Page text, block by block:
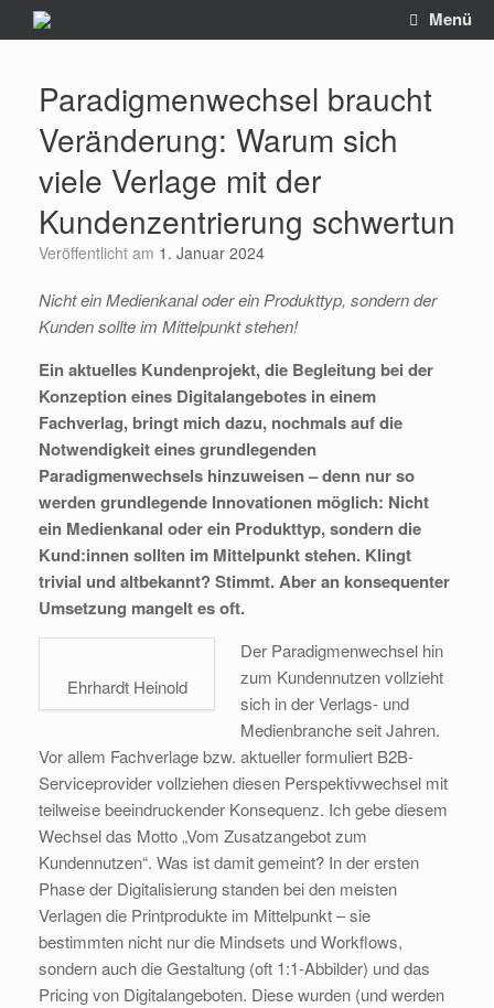
Inhalt
Menü
Paradigmenwechsel braucht
Veränderung: Warum sich
viele Verlage mit der
Kundenzentrierung schwertun
Veröffentlicht am 1. Januar 2024
Nicht ein Medienkanal oder ein Produkttyp, sondern der
Kunden sollte im Mittelpunkt stehen!
Ein aktuelles Kundenprojekt, die Begleitung bei der
Konzeption eines Digitalangebotes in einem
Fachverlag, bringt mich dazu, nochmals auf die
Notwendigkeit eines grundlegenden
Paradigmenwechsels hinzuweisen – denn nur so
werden grundlegende Innovationen möglich: Nicht
ein Medienkanal oder ein Produkttyp, sondern die
Kund:innen sollten im Mittelpunkt stehen. Klingt
trivial und altbekannt? Stimmt. Aber an konsequenter
Umsetzung mangelt es oft.
Ehrhardt Heinold
Der Paradigmenwechsel hin
zum Kundennutzen vollzieht
sich in der Verlags- und
Medienbranche seit Jahren.
Vor allem Fachverlage bzw. aktueller formuliert B2B-
Serviceprovider vollziehen diesen Perspektivwechsel mit
teilweise beeindruckender Konsequenz. Ich gebe diesem
Wechsel das Motto „Vom Zusatzangebot zum
Kundennutzen“. Was ist damit gemeint? In der ersten
Phase der Digitalisierung standen bei den meisten
Verlagen die Printprodukte im Mittelpunkt – sie
bestimmten nicht nur die Mindsets und Workflows,
sondern auch die Gestaltung (oft 1:1-Abbilder) und das
Pricing von Digitalangeboten. Diese wurden (und werden